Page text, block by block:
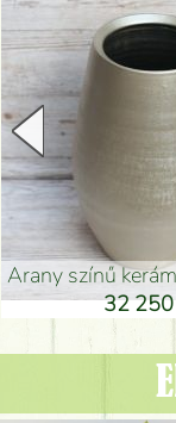
arany színű kerámia
32 250